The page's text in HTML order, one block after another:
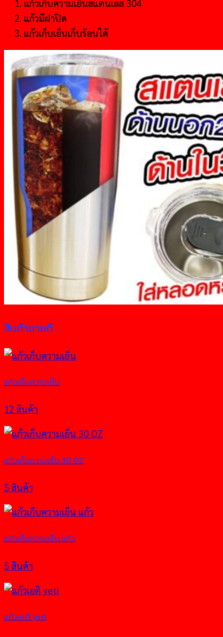
แก้วเก็บความเย็นสแตนเลส 304
แก้วมีฝาปิด
แก้วเก็บเย็นเก็บร้อนได้
สินค้าขายดี
แก้วเก็บความเย็น
12 สินค้า
แก้วเก็บความเย็น 30 OZ
5 สินค้า
แก้วเก็บความเย็น แก้ว
5 สินค้า
แก้วเยติ yeti